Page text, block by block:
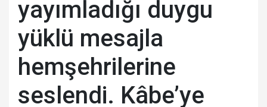
yayımladığı duygu
yüklü mesajla
hemşehrilerine
seslendi. Kâbe’ye